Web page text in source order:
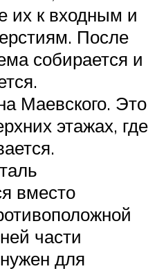
их к входным и
После
собирается и
Маевского. Это
этажах, где
вместо
части
для